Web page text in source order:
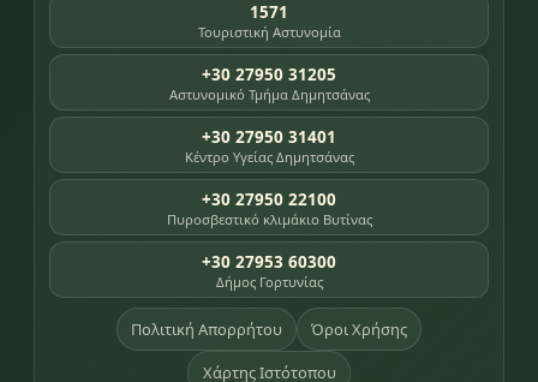
1571
Τουριστική Αστυνομία
+30 27950 31205
Αστυνομικό Τμήμα Δημητσάνας
+30 27950 31401
Κέντρο Υγείας Δημητσάνας
+30 27950 22100
Πυροσβεστικό κλιμάκιο Βυτίνας
+30 27953 60300
Δήμος Γορτυνίας
Πολιτική Απορρήτου Όροι Χρήσης
Χάρτης Ιστότοπου